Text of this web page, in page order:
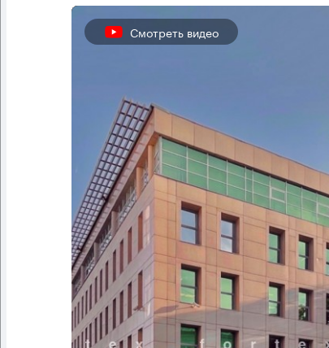
Смотреть видео